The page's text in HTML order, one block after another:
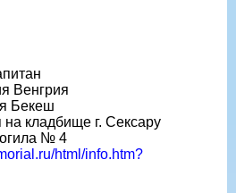
Венгрия
Бекеш
кладбище г. Сексару
№ 4
html/info.htm?